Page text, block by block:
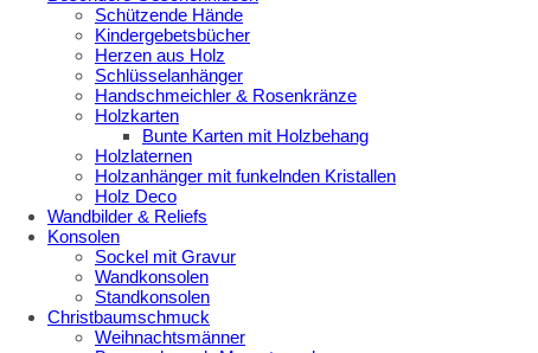
Schützende Hände
Kindergebetsbücher
Herzen aus Holz
Schlüsselanhänger
Handschmeichler & Rosenkränze
Holzkarten
Bunte Karten mit Holzbehang
Holzlaternen
Holzanhänger mit funkelnden Kristallen
Holz Deco
Wandbilder & Reliefs
Konsolen
Sockel mit Gravur
Wandkonsolen
Standkonsolen
Christbaumschmuck
Weihnachtsmänner